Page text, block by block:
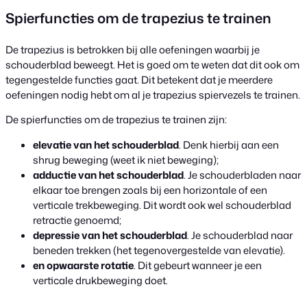
Spierfuncties om de trapezius te trainen
De trapezius is betrokken bij alle oefeningen waarbij je
schouderblad beweegt. Het is goed om te weten dat dit ook om
tegengestelde functies gaat. Dit betekent dat je meerdere
oefeningen nodig hebt om al je trapezius spiervezels te trainen.
De spierfuncties om de trapezius te trainen zijn:
elevatie van het schouderblad. Denk hierbij aan een
shrug beweging (weet ik niet beweging);
adductie van het schouderblad. Je schouderbladen naar
elkaar toe brengen zoals bij een horizontale of een
verticale trekbeweging. Dit wordt ook wel schouderblad
retractie genoemd;
depressievan het schouderblad.Je schouderblad naar
beneden trekken (het tegenovergestelde van elevatie).
en opwaarste rotatie. Dit gebeurt wanneer je een
verticale drukbeweging doet.